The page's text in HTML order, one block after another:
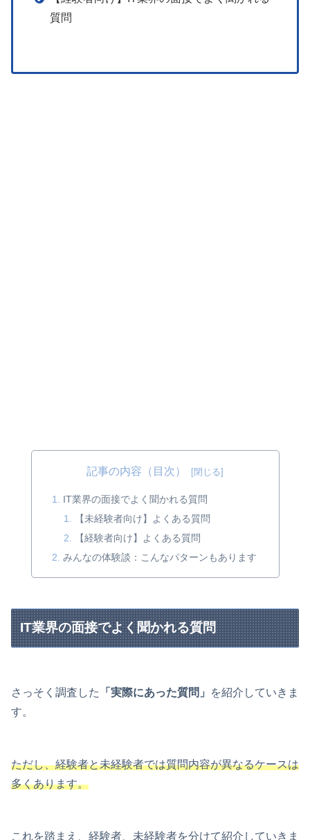
質問
記事の内容（目次）
IT業界の面接でよく聞かれる質問
【未経験者向け】よくある質問
【経験者向け】よくある質問
みんなの体験談：こんなパターンもあります
IT業界の面接でよく聞かれる質問
さっそく調査した 「実際にあった質問」
を紹介していきま
す。
ただし、経験者と未経験者では質問内容が異なるケースは
多くあります。
これを踏まえ、経験者、未経験者を分けて紹介していきま